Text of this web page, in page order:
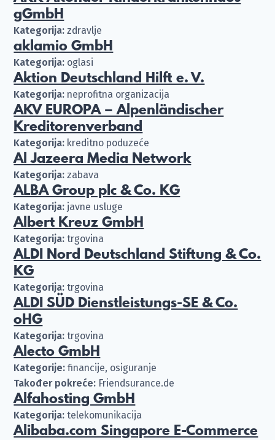
gGmbH
Kategorija: zdravlje
aklamio GmbH
Kategorija: oglasi
Aktion Deutschland Hilft e. V.
Kategorija: neprofitna organizacija
AKV EUROPA – Alpenländischer
Kreditorenverband
Kategorija: kreditno poduzeće
Al Jazeera Media Network
Kategorija: zabava
ALBA Group plc & Co. KG
Kategorija: javne usluge
Albert Kreuz GmbH
Kategorija: trgovina
ALDI Nord Deutschland Stiftung & Co.
KG
Kategorija: trgovina
ALDI SÜD Dienstleistungs-SE & Co.
oHG
Kategorija: trgovina
Alecto GmbH
Kategorije: financije, osiguranje
Također pokreće: Friendsurance.de
Alfahosting GmbH
Kategorija: telekomunikacija
Alibaba.com Singapore E-Commerce